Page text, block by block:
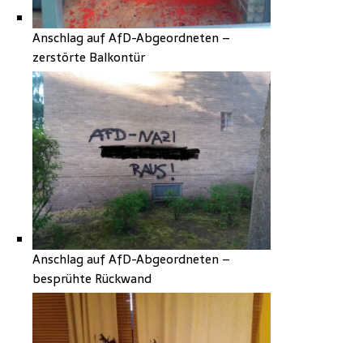
Anschlag auf AfD-Abgeordneten –
zerstörte Balkontür
Anschlag auf AfD-Abgeordneten –
besprühte Rückwand